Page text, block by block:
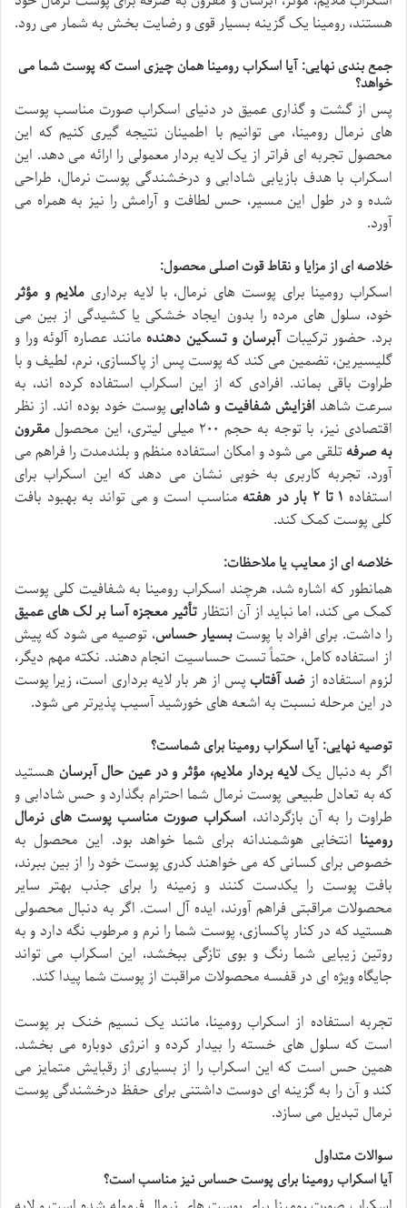
هستند، رومینا یک گزینه بسیار قوی و رضایت بخش به شمار می رود.
جمع بندی نهایی: آیا اسکراب رومینا همان چیزی است که پوست شما می
خواهد؟
پس از گشت و گذاری عمیق در دنیای اسکراب صورت مناسب پوست
های نرمال رومینا، می توانیم با اطمینان نتیجه گیری کنیم که این
محصول تجربه ای فراتر از یک لایه بردار معمولی را ارائه می دهد. این
اسکراب با هدف بازیابی شادابی و درخشندگی پوست نرمال، طراحی
شده و در طول این مسیر، حس لطافت و آرامش را نیز به همراه می
آورد.
خلاصه ای از مزایا و نقاط قوت اصلی محصول:
اسکراب رومینا برای پوست های نرمال، با لایه برداری ملایم و مؤثر
خود، سلول های مرده را بدون ایجاد خشکی یا کشیدگی از بین می
برد. حضور ترکیباتآبرسان و تسکین دهندهمانند عصاره آلوئه ورا و
گلیسیرین، تضمین می کند که پوست پس از پاکسازی، نرم، لطیف و با
طراوت باقی بماند. افرادی که از این اسکراب استفاده کرده اند، به
سرعت شاهد افزایش شفافیت و شادابیپوست خود بوده اند. از نظر
اقتصادی نیز، با توجه به حجم ۲۰۰ میلی لیتری، این محصول
مقرون
به صرفهتلقی می شود و امکان استفاده منظم و بلندمدت را فراهم می
آورد. تجربه کاربری به خوبی نشان می دهد که این اسکراب برای
استفاده ۱ تا ۲ بار در هفته
مناسب است و می تواند به بهبود بافت
کلی پوست کمک کند.
خلاصه ای از معایب یا ملاحظات:
همانطور که اشاره شد، هرچند اسکراب رومینا به شفافیت کلی پوست
کمک می کند، اما نباید از آن انتظارتأثیر معجزه آسا بر لک های عمیق
را داشت. برای افراد با پوستبسیار حساس، توصیه می شود که پیش
از استفاده کامل، حتماً تست حساسیت انجام دهند. نکته مهم دیگر،
لزوم استفاده ازضد آفتابپس از هر بار لایه برداری است، زیرا پوست
در این مرحله نسبت به اشعه های خورشید آسیب پذیرتر می شود.
توصیه نهایی: آیا اسکراب رومینا برای شماست؟
اگر به دنبال یکلایه بردار ملایم، مؤثر و در عین حال آبرسان هستید
که به تعادل طبیعی پوست نرمال شما احترام بگذارد و حس شادابی و
طراوت را به آن بازگرداند، اسکراب صورت مناسب پوست های نرمال
رومینا انتخابی هوشمندانه برای شما خواهد بود. این محصول به
خصوص برای کسانی که می خواهند کدری پوست خود را از بین ببرند،
بافت پوست را یکدست کنند و زمینه را برای جذب بهتر سایر
محصولات مراقبتی فراهم آورند، ایده آل است. اگر به دنبال محصولی
هستید که در کنار پاکسازی، پوست شما را نرم و مرطوب نگه دارد و به
روتین زیبایی شما رنگ و بوی تازگی ببخشد، این اسکراب می تواند
جایگاه ویژه ای در قفسه محصولات مراقبت از پوست شما پیدا کند.
تجربه استفاده از اسکراب رومینا، مانند یک نسیم خنک بر پوست
است که سلول های خسته را بیدار کرده و انرژی دوباره می بخشد.
همین حس است که این اسکراب را از بسیاری از رقبایش متمایز می
کند و آن را به گزینه ای دوست داشتنی برای حفظ درخشندگی پوست
نرمال تبدیل می سازد.
سوالات متداول
آیا اسکراب رومینا برای پوست حساس نیز مناسب است؟